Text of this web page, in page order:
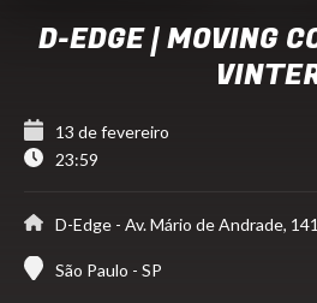
D-EDGE | MOVING
13 de fevereiro
23:59
D-Edge - Av. Mário de Andrade, 141
São Paulo - SP